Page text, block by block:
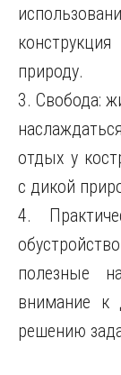
природу.
3. Свобода:
отдых у
с дикой
4.
полезные
внимание к
решению